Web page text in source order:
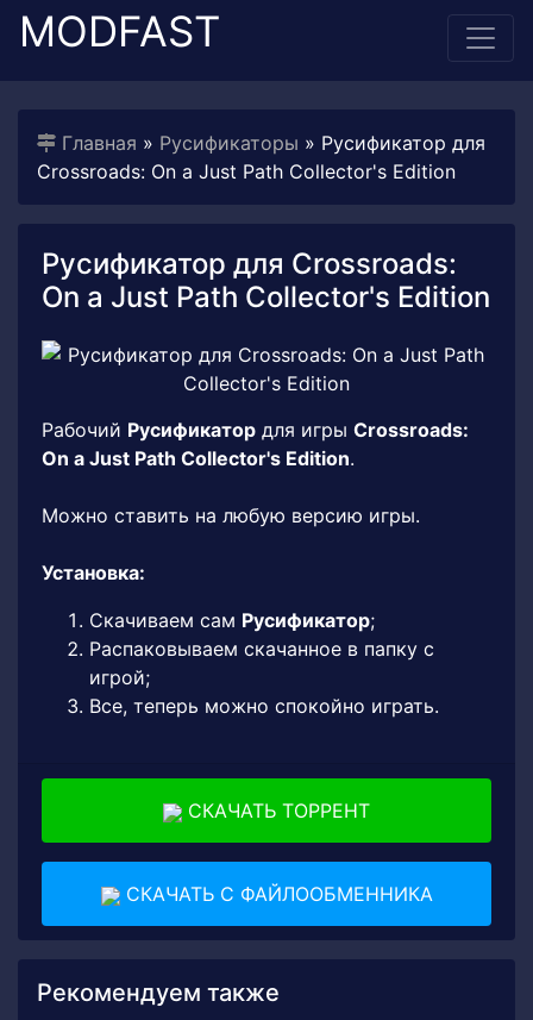
MODFAST
Главная » Русификаторы » Русификатор для
Crossroads: On a Just Path Collector's Edition
Русификатор для Crossroads:
On a Just Path Collector's Edition
Рабочий Русификатор для игры Crossroads:
On a Just Path Collector's Edition.
Можно ставить на любую версию игры.
Установка:
Скачиваем сам Русификатор;
Распаковываем скачанное в папку с
игрой;
Все, теперь можно спокойно играть.
СКАЧАТЬ ТОРРЕНТ
СКАЧАТЬ С ФАЙЛООБМЕННИКА
Рекомендуем также